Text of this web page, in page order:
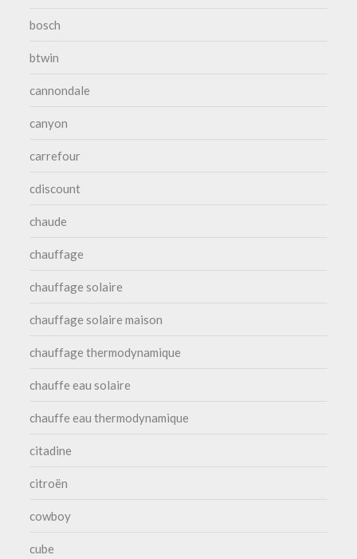
bosch
btwin
cannondale
canyon
carrefour
cdiscount
chaude
chauffage
chauffage solaire
chauffage solaire maison
chauffage thermodynamique
chauffe eau solaire
chauffe eau thermodynamique
citadine
citroën
cowboy
cube